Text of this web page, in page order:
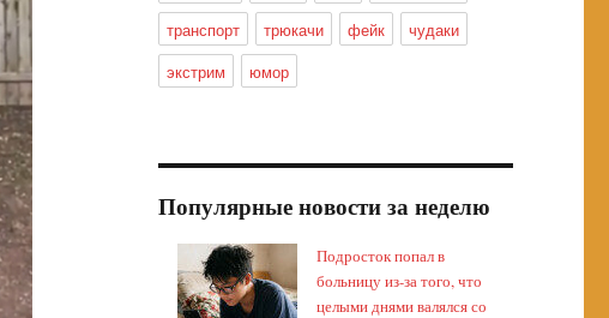
транспорт
трюкачи фейк
чудаки
экстрим
юмор
Популярные новости за неделю
Подросток попал в
больницу из-за того, что
целыми днями валялся со